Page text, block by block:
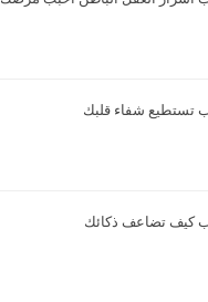
تستطيع شفاء قلبك
كيف تضاعف ذكائك